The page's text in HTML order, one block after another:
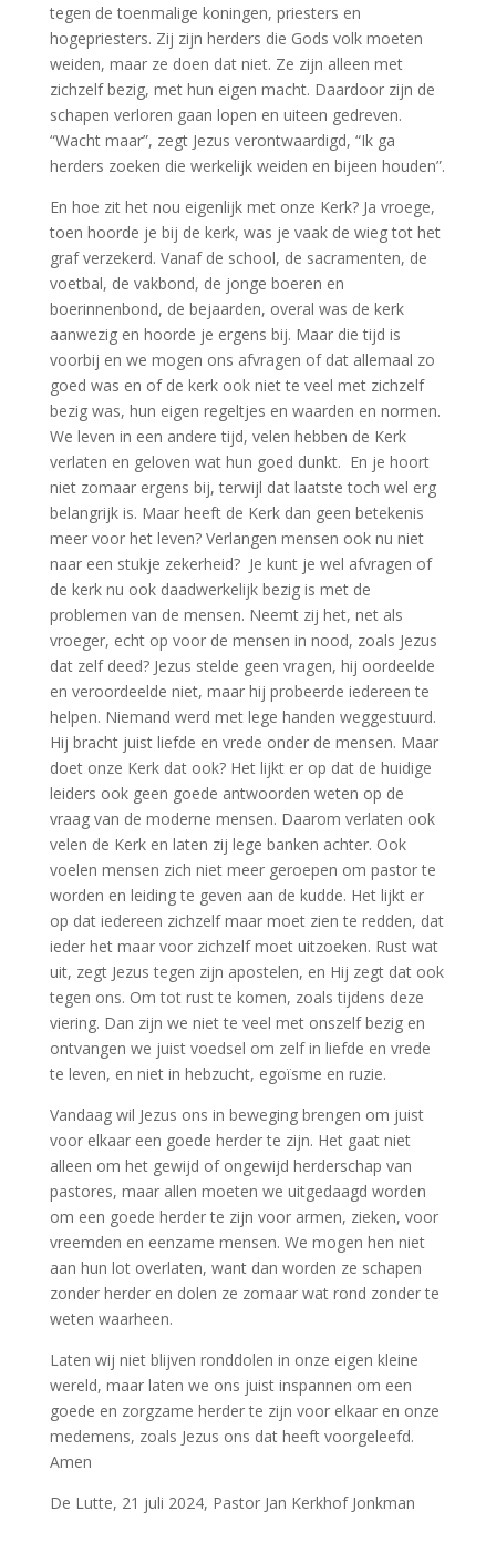
tegen de toenmalige koningen, priesters en
hogepriesters. Zij zijn herders die Gods volk moeten
weiden, maar ze doen dat niet. Ze zijn alleen met
zichzelf bezig, met hun eigen macht. Daardoor zijn de
schapen verloren gaan lopen en uiteen gedreven.
“Wacht maar”, zegt Jezus verontwaardigd, “Ik ga
herders zoeken die werkelijk weiden en bijeen houden”.
En hoe zit het nou eigenlijk met onze Kerk? Ja vroege,
toen hoorde je bij de kerk, was je vaak de wieg tot het
graf verzekerd. Vanaf de school, de sacramenten, de
voetbal, de vakbond, de jonge boeren en
boerinnenbond, de bejaarden, overal was de kerk
aanwezig en hoorde je ergens bij. Maar die tijd is
voorbij en we mogen ons afvragen of dat allemaal zo
goed was en of de kerk ook niet te veel met zichzelf
bezig was, hun eigen regeltjes en waarden en normen.
We leven in een andere tijd, velen hebben de Kerk
verlaten en geloven wat hun goed dunkt. En je hoort
niet zomaar ergens bij, terwijl dat laatste toch wel erg
belangrijk is. Maar heeft de Kerk dan geen betekenis
meer voor het leven? Verlangen mensen ook nu niet
naar een stukje zekerheid? Je kunt je wel afvragen of
de kerk nu ook daadwerkelijk bezig is met de
problemen van de mensen. Neemt zij het, net als
vroeger, echt op voor de mensen in nood, zoals Jezus
dat zelf deed? Jezus stelde geen vragen, hij oordeelde
en veroordeelde niet, maar hij probeerde iedereen te
helpen. Niemand werd met lege handen weggestuurd.
Hij bracht juist liefde en vrede onder de mensen. Maar
doet onze Kerk dat ook? Het lijkt er op dat de huidige
leiders ook geen goede antwoorden weten op de
vraag van de moderne mensen. Daarom verlaten ook
velen de Kerk en laten zij lege banken achter. Ook
voelen mensen zich niet meer geroepen om pastor te
worden en leiding te geven aan de kudde. Het lijkt er
op dat iedereen zichzelf maar moet zien te redden, dat
ieder het maar voor zichzelf moet uitzoeken. Rust wat
uit, zegt Jezus tegen zijn apostelen, en Hij zegt dat ook
tegen ons. Om tot rust te komen, zoals tijdens deze
viering. Dan zijn we niet te veel met onszelf bezig en
ontvangen we juist voedsel om zelf in liefde en vrede
te leven, en niet in hebzucht, egoïsme en ruzie.
Vandaag wil Jezus ons in beweging brengen om juist
voor elkaar een goede herder te zijn. Het gaat niet
alleen om het gewijd of ongewijd herderschap van
pastores, maar allen moeten we uitgedaagd worden
om een goede herder te zijn voor armen, zieken, voor
vreemden en eenzame mensen. We mogen hen niet
aan hun lot overlaten, want dan worden ze schapen
zonder herder en dolen ze zomaar wat rond zonder te
weten waarheen.
Laten wij niet blijven ronddolen in onze eigen kleine
wereld, maar laten we ons juist inspannen om een
goede en zorgzame herder te zijn voor elkaar en onze
medemens, zoals Jezus ons dat heeft voorgeleefd.
Amen
De Lutte, 21 juli 2024, Pastor Jan Kerkhof Jonkman